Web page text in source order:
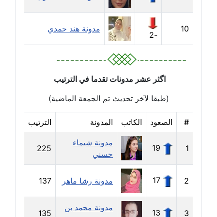
مدونة أمل منشاوي
موقوف
مدونة أميرة اسماعيل
مدونة أميرة رفعت
مدونة أميرة محمود
مدونة انجي مطاوع
عاملة
مدونة آيات القاضي
عاملة
10
-2
مدونة هند حمدي
اگثر عشر مدونات تقدما في الترتيب
(طبقا لآخر تحديث تم الجمعة الماضية)
# الصعود الكاتب المدونة الترتيب
1
19
مدونة شيماء
حسني
225
2
17 مدونة رشا ماهر 137
3
13
مدونة محمد بن
135